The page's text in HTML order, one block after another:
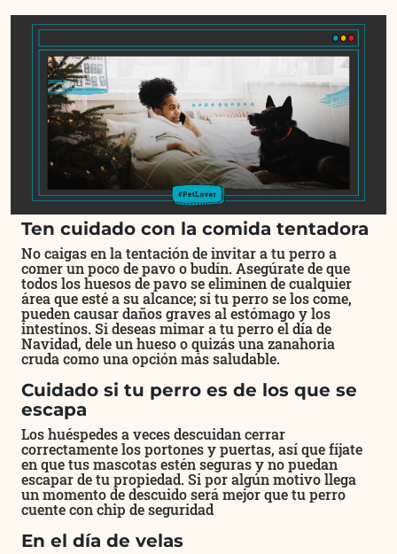
Ten cuidado con la comida tentadora
No caigas en la tentación de invitar a tu perro a
comer un poco de pavo o budín. Asegúrate de que
todos los huesos de pavo se eliminen de cualquier
área que esté a su alcance; si tu perro se los come,
pueden causar daños graves al estómago y los
intestinos. Si deseas mimar a tu perro el día de
Navidad, dele un hueso o quizás una zanahoria
cruda como una opción más saludable.
Cuidado si tu perro es de los que se
escapa
Los huéspedes a veces descuidan cerrar
correctamente los portones y puertas, así que fíjate
en que tus mascotas estén seguras y no puedan
escapar de tu propiedad. Si por algún motivo llega
un momento de descuido será mejor que tu perro
cuente con chip de seguridad
En el día de velas